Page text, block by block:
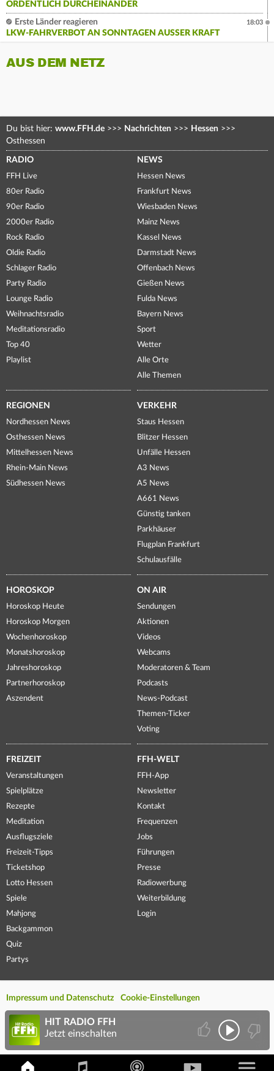
ORDENTLICH DURCHEINANDER
Erste Länder reagieren
LKW-FAHRVERBOT AN SONNTAGEN AUSSER KRAFT
18:03
AUS DEM NETZ
Du bist hier: www.FFH.de >>> Nachrichten >>> Hessen >>>
Osthessen
RADIO
FFH Live
80er Radio
90er Radio
2000er Radio
Rock Radio
Oldie Radio
Schlager Radio
Party Radio
Lounge Radio
Weihnachtsradio
Meditationsradio
Top 40
Playlist
NEWS
Hessen News
Frankfurt News
Wiesbaden News
Mainz News
Kassel News
Darmstadt News
Offenbach News
Gießen News
Fulda News
Bayern News
Sport
Wetter
Alle Orte
Alle Themen
REGIONEN
Nordhessen News
Osthessen News
Mittelhessen News
Rhein-Main News
Südhessen News
VERKEHR
Staus Hessen
Blitzer Hessen
Unfälle Hessen
A3 News
A5 News
A661 News
Günstig tanken
Parkhäuser
Flugplan Frankfurt
Schulausfälle
HOROSKOP
Horoskop Heute
Horoskop Morgen
Wochenhoroskop
Monatshoroskop
Jahreshoroskop
Partnerhoroskop
Aszendent
ON AIR
Sendungen
Aktionen
Videos
Webcams
Moderatoren & Team
Podcasts
News-Podcast
Themen-Ticker
Voting
FREIZEIT
Veranstaltungen
Spielplätze
Rezepte
Meditation
Ausflugsziele
Freizeit-Tipps
Ticketshop
Lotto Hessen
Spiele
Mahjong
Backgammon
Quiz
Partys
FFH-WELT
FFH-App
Newsletter
Kontakt
Frequenzen
Jobs
Führungen
Presse
Radiowerbung
Weiterbildung
Login
Impressum und Datenschutz Cookie-Einstellungen
HIT RADIO FFH
Jetzt einschalten